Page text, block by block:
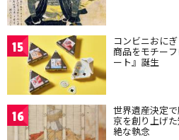
15 コンビニおに
商品をモチー
ート』誕生
16 世界遺産決定
京を創り上げ
絶な執念